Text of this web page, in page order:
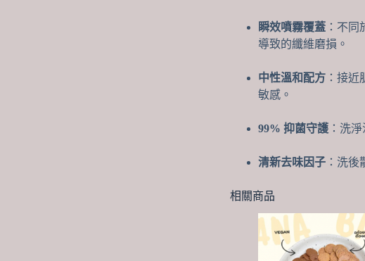
瞬效噴霧覆蓋：不同
導致的纖維磨損。
中性溫和配方：接近
敏感。
99% 抑菌守護：洗淨
清新去味因子：洗後
相關商品